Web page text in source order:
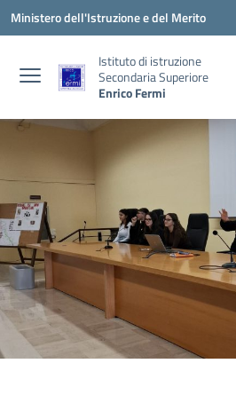
Vai ai contenuti
Vai al menu di navigazione
Vai al footer
Ministero dell'Istruzione e del Merito
Istituto di istruzione
Secondaria Superiore
Enrico Fermi